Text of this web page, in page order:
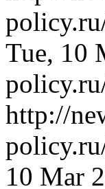
Tue, 10
http://
10 Mar